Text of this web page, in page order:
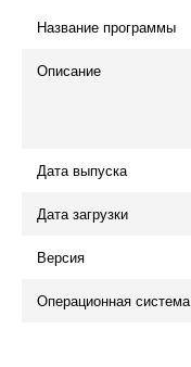
Название программы
Описание
Дата выпуска
Дата загрузки
Версия
Операционная система